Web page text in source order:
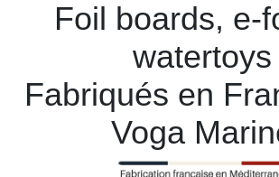
Foil boards, e-
watertoys
Fabriqués en
Voga